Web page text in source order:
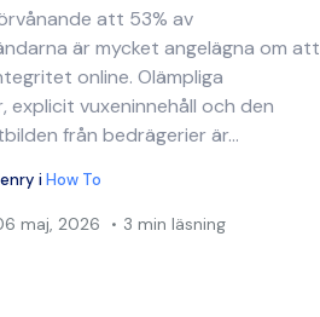
länk
att 53% av
är mycket angelägna om att
online. Olämpliga
explicit vuxeninnehåll och den
från bedrägerier är...
iHow To
maj, 2026 3 min läsning